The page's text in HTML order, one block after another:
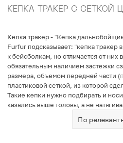
КЕПКА ТРАКЕР С СЕТКОЙ
Кепка тракер - "Кепка
Furfur подсказывает: "кепка тракер
к бейсболкам, но отличается от них
обязательным наличием застежки
размера, объемом передней части
пластиковой сеткой, из которой
Такие кепки нужно подбирать и
казались выше головы, а не